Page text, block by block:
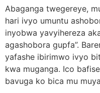
Abaganga twegereye,
hari ivyo umuntu
inyobwa yavyihereza
agashobora gupfa”.
yafashe ibirimwo ivyo
kwa muganga. Ico
bavuga ko bica mu